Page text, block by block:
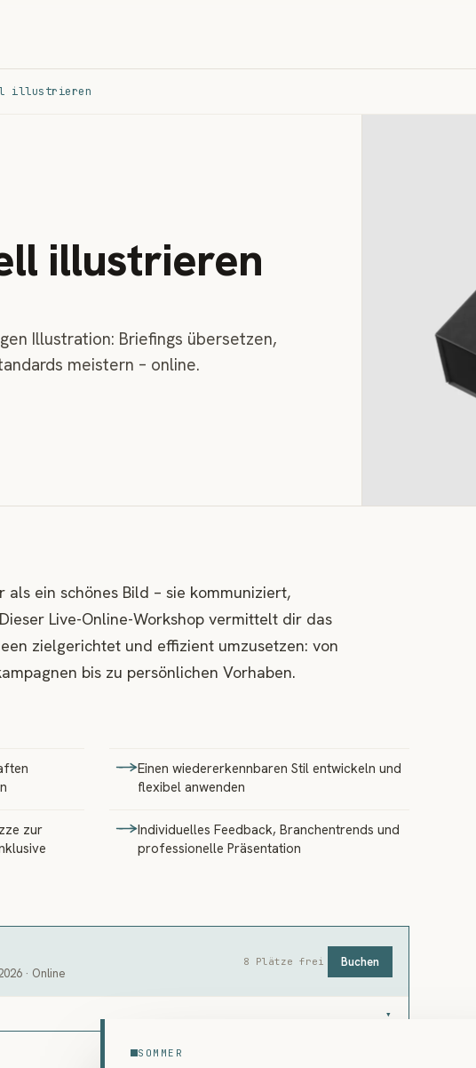
SOMMER
illustrieren
illustrieren
Illustration: Briefings übersetzen,
meistern – online.
ein schönes Bild – sie kommuniziert,
Live-Online-Workshop vermittelt dir das
zielgerichtet und effizient umzusetzen: von
bis zu persönlichen Vorhaben.
Einen wiedererkennbaren Stil entwickeln und
flexibel anwenden
zur
Individuelles Feedback, Branchentrends und
professionelle Präsentation
· Online
8 Plätze frei Buchen
▾